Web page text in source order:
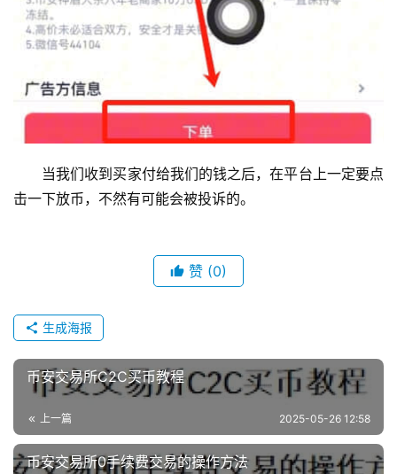
当我们收到买家付给我们的钱之后，在平台上一定要点
击一下放币，不然有可能会被投诉的。
赞 (0)
生成海报
币安交易所C2C买币教程
上一篇 2025-05-26 12:58
币安交易所0手续费交易的操作方法